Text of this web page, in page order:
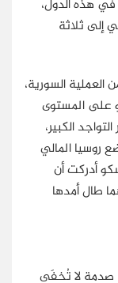
في هذه الدول،
إلى ثلاثة
السورية،
على المستوى
الكبير،
روسيا المالي
أدركت أن
طال أمدها
صدمة لا تُخفَى